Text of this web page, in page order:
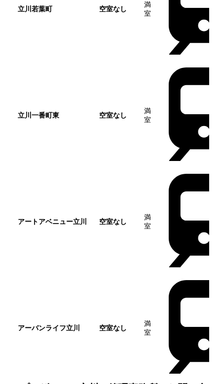
立川若葉町 空室なし
満
室
立川一番町東 空室なし
満
室
アートアベニュー立川 空室なし
満
室
アーバンライフ立川 空室なし
満
室